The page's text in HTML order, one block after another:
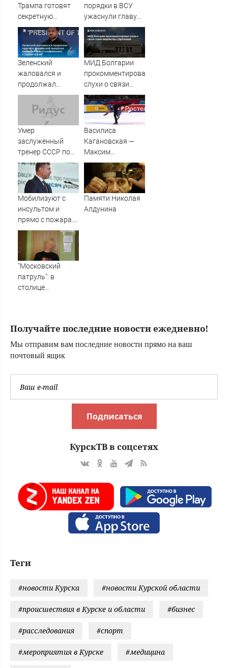
Трампа готовят
секретную
миссию в Москву
и Киев
порядки в ВСУ
ужаснули главу
британской
армии
Зеленский
жаловался и
продолжал
клянчить:
украинский
просрочка
превратил пресс-
конференцию в
Сербии в фарс
МИД Болгарии
прокомментировал
слухи о связи
главы ведомства
с Британией
Умер
заслуженный
тренер СССР по
спортивной
гимнастике
Леонид
Выдрицкий
Василиса
Кагановская —
Максим
Некрасов. Танцы
на льду.
Произвольный
танец. Санкт-
Петербург. Гран-
Мобилизуют с
инсультом и
прямо с пожара.
Омбудсмен
Украины – против
людоловов из
ТЦК
Памяти Николая
Алдунина
"Московский
патруль": в
столице
криптообменников
Получайте последние новости ежедневно!
Мы отправим вам последние новости прямо на ваш
почтовый ящик
Подписаться
КурскТВ в соцсетях
Теги
#новости Курска #новости Курской области
#происшествия в Курске и области #бизнес
#расследования #спорт
#мероприятия в Курске #медицина